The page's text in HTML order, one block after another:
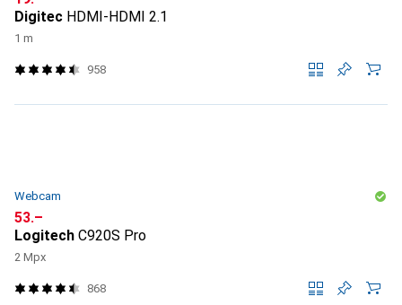
Digitec HDMI-HDMI 2.1
1 m
958
Webcam
CHF
53.–
Logitech C920S Pro
2 Mpx
868